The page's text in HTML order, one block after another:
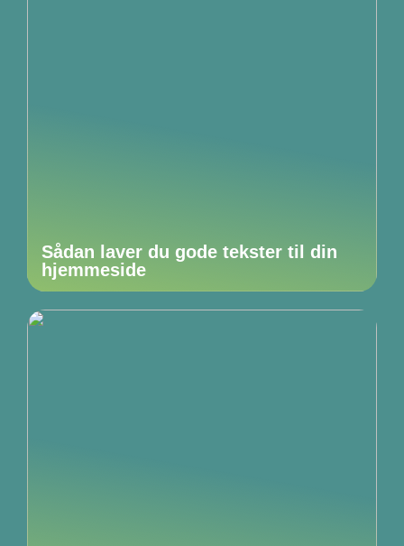
Sådan laver du gode tekster til din
hjemmeside